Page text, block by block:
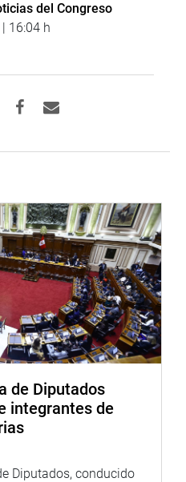
del Congreso
16:04 h
de Diputados
integrantes de
Diputados, conducido